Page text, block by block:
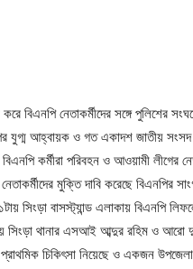
করে বিএনপি নেতাকর্মীদের সঙ্গে পুলিশের
আহ্বায়ক ও গত একাদশ জাতীয় সংসদ
কর্মীরা পরিবহন ও আওয়ামী লীগের
মুক্তি দাবি করেছে বিএনপির
সিংড়া বাসস্ট্যান্ড এলাকায় বিএনপি
সিংড়া থানার এসআই আব্দুর রহিম
চিকিৎসা নিয়েছে ও একজন উপজেলা